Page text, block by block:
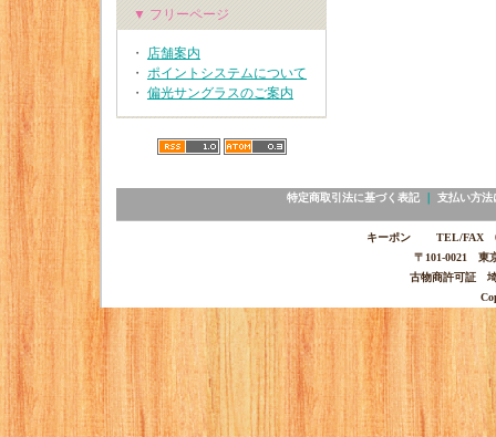
▼ フリーページ
・ 店舗案内
・ ポイントシステムについて
・ 偏光サングラスのご案内
特定商取引法に基づく表記｜ 支払い方法
キーポン TEL/FAX
〒101-0021 東
古物商許可証